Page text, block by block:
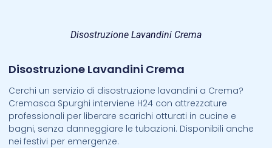
Disostruzione Lavandini Crema
Disostruzione Lavandini Crema
Cerchi un servizio di disostruzione lavandini a Crema?
Cremasca Spurghi interviene H24 con attrezzature
professionali per liberare scarichi otturati in cucine e
bagni, senza danneggiare le tubazioni. Disponibili anche
nei festivi per emergenze.